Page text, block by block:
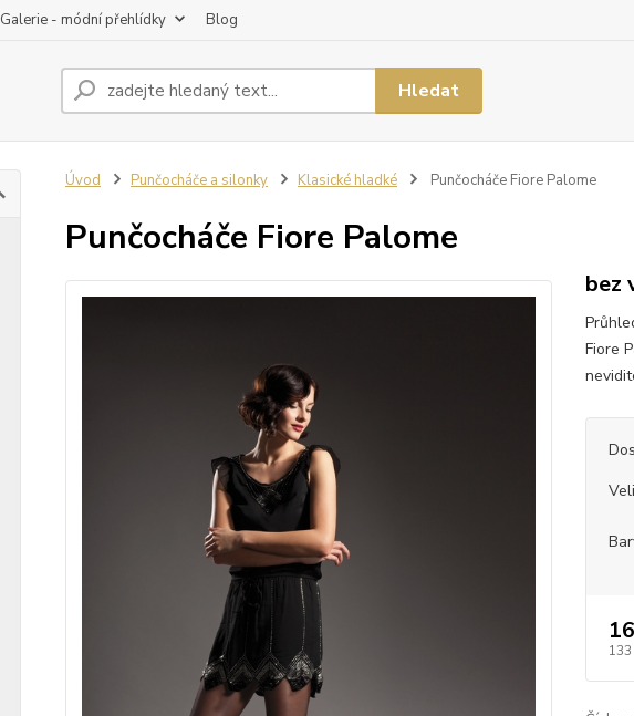
Galerie - módní přehlídky Blog
Hledat
Úvod Punčocháče a silonky Klasické hladké Punčocháče Fiore Palome
Punčocháče Fiore Palome
bez
Fiore
133